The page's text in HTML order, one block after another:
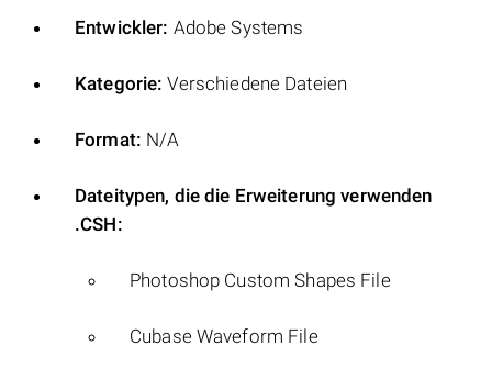
Entwickler: Adobe Systems
Kategorie: Verschiedene Dateien
Format: N/A
Dateitypen, die die Erweiterung verwenden
.CSH:
Photoshop Custom Shapes File
Cubase Waveform File